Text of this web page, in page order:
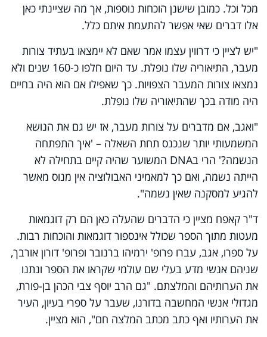
מכל וכל. כמובן שישנן הוכחות נוספות, אך מה שציינתי כאן
אלו דברים שאי אפשר להתעמת איתם כלל.
"יש לציין כי דרווין עצמו אמר שאם לא יימצאו בעתיד צורות
מעבר, התיאוריה שלו נופלת. עד היום חלפו כ-160 שנים ולא
נמצאו צורות המעבר הצפויות. כך שאפילו אם הוא היה בחיים
היה מודה בכך שהתיאוריה שלו נופלת.
"ואגב, אם מדברים על צורות מעבר, אז יש גם את הנושא
המשמעותי יותר שנכנס תחת השאלה – 'איך התפתחה
הנשמה?' הרי בDNA המשוער שהיה קיים בתחילה לא
הייתה נשמה, ואם כך למאמיני האבולוציה אין מנוס מאשר
להגיע למסקנה שאין נשמה".
ד"ר קאפח מציין כי הדברים שהעלה כאן הם רק דוגמאות
מעטות מתוך הספר שכולל אינספור דוגמאות והוכחות רבות.
על ספרו, אגב, עברו פרופ' ירמיהו ברנובר ופרופ' דורון אורבך,
שניהם אנשי מדע בעלי שם עולמי שקראו את הספר ונתנו
את הערותיהם והמלצתם. "גם הרב יוסף צבי הכהן בן-פורת,
מגדולי אנשי המחשבה בדורנו, שעבר על ספרי בעיון, העיר
את הערותיו ואף כתב מכתב המלצה חם", הוא מציין.